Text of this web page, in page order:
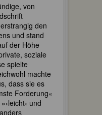
von
den
und stand
der Höhe
soziale
spielte
machte
dass sie es
Forderung«
und